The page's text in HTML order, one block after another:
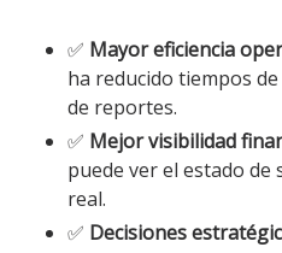
✅ Mayor eficiencia
ha reducido tiempos
de reportes.
✅ Mejor visibilidad
puede ver el estado
real.
✅ Decisiones